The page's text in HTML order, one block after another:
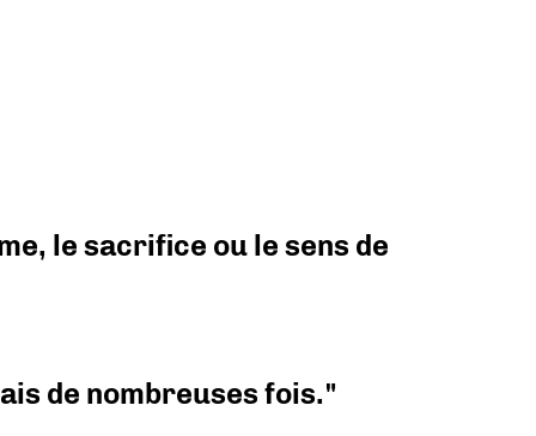
le sacrifice ou le sens de
de nombreuses fois."